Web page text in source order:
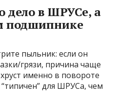
дело в ШРУСе, а
подшипнике
пыльник: если он
грязи, причина чаще
именно в повороте
для ШРУСа, чем